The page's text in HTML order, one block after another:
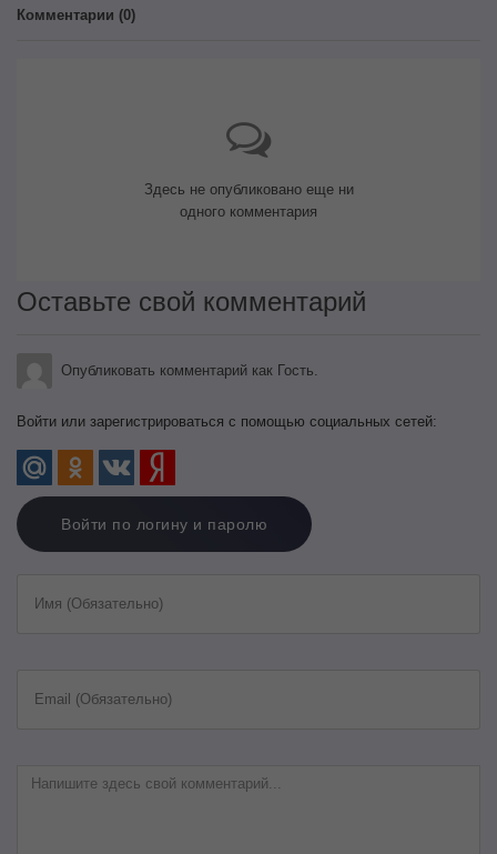
Комментарии (0)
Здесь не опубликовано еще ни
одного комментария
Оставьте свой комментарий
Опубликовать комментарий как Гость.
Войти или зарегистрироваться с помощью социальных сетей:
Войти по логину и паролю
Имя (Обязательно)
Email (Обязательно)